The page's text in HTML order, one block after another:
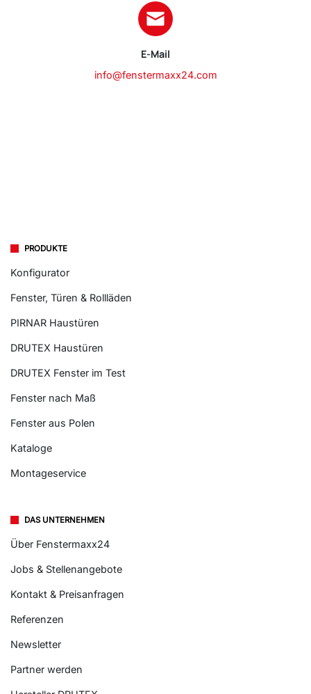
E-Mail
info@fenstermaxx24.com
PRODUKTE
Konfigurator
Fenster, Türen & Rollläden
PIRNAR Haustüren
DRUTEX Haustüren
DRUTEX Fenster im Test
Fenster nach Maß
Fenster aus Polen
Kataloge
Montageservice
DAS UNTERNEHMEN
Über Fenstermaxx24
Jobs & Stellenangebote
Kontakt & Preisanfragen
Referenzen
Newsletter
Partner werden